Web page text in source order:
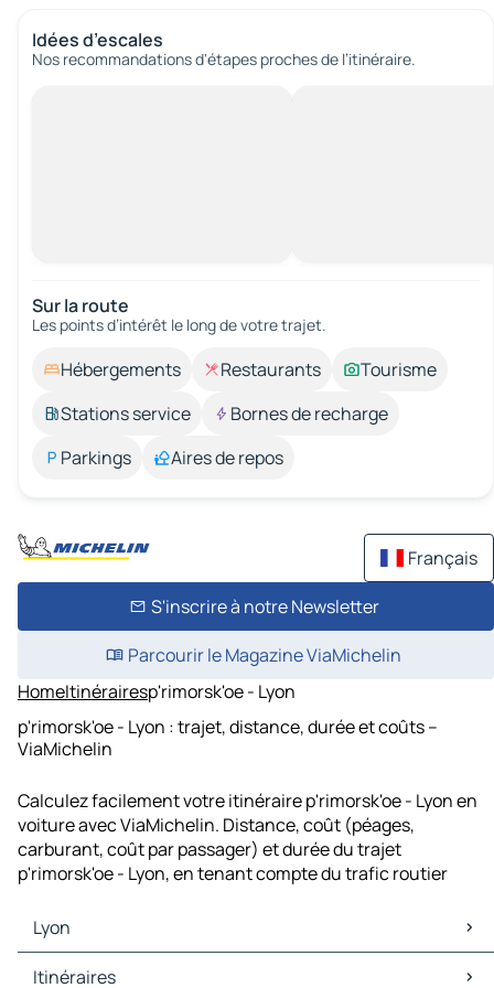
Idées d’escales
Nos recommandations d'étapes proches de l’itinéraire.
Sur la route
Les points d’intérêt le long de votre trajet.
Hébergements Restaurants
Tourisme
Stations service
Bornes de recharge
Parkings
Aires de repos
Français
S'inscrire à notre Newsletter
Parcourir le Magazine ViaMichelin
HomeItinérairesp'rimorsk'oe - Lyon
p'rimorsk'oe - Lyon : trajet, distance, durée et coûts –
ViaMichelin
Calculez facilement votre itinéraire p'rimorsk'oe - Lyon en
voiture avec ViaMichelin. Distance, coût (péages,
carburant, coût par passager) et durée du trajet
p'rimorsk'oe - Lyon, en tenant compte du trafic routier
Lyon
Lyon Cartes et plans
Itinéraires